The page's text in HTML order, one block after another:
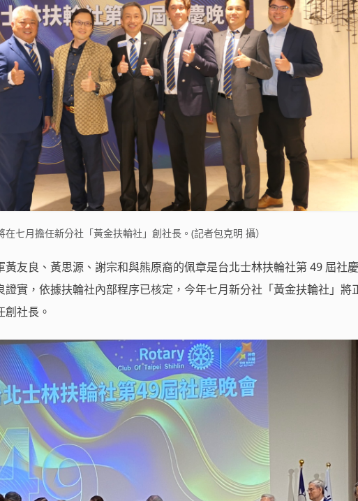
在七月擔任新分社「黃金扶輪社」創社長。(記者包克明 攝）
黃友良、黃思源、謝宗和與熊原裔的佩章是台北士林扶輪社第 49 屆社
證實，依據扶輪社內部程序已核定，今年七月新分社「黃金扶輪社」將
社長。